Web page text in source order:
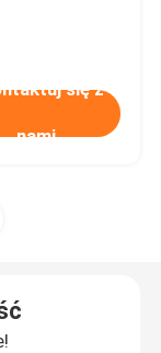
się z
nami